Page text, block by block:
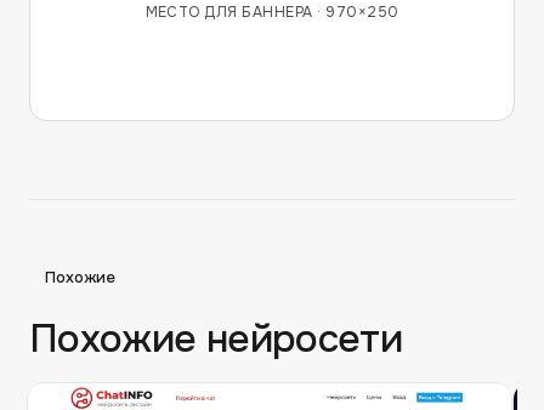
МЕСТО ДЛЯ БАННЕРА · 970×250
Похожие
Похожие нейросети